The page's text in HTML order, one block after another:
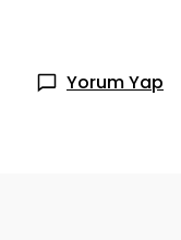
Yorum Yap